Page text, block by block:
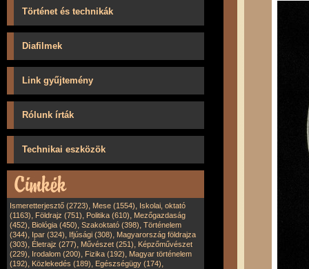
Történet és technikák
Diafilmek
Link gyűjtemény
Rólunk írták
Technikai eszközök
Ismeretterjesztő (2723), Mese (1554), Iskolai, oktató
(1163), Földrajz (751), Politika (610), Mezőgazdaság
(452), Biológia (450), Szakoktató (398), Történelem
(344), Ipar (324), Ifjúsági (308), Magyarország földrajza
(303), Életrajz (277), Művészet (251), Képzőművészet
(229), Irodalom (200), Fizika (192), Magyar történelem
(192), Közlekedés (189), Egészségügy (174),